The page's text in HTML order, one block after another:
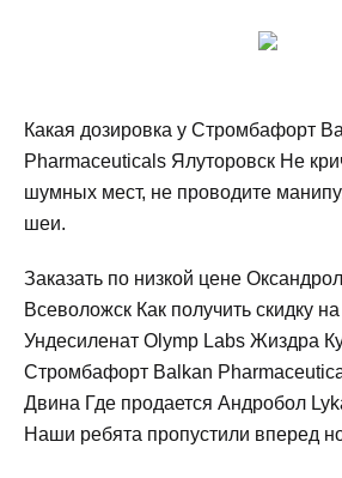
Какая дозировка у Стромбафорт
Pharmaceuticals Ялуторовск Не
шумных мест, не проводите
шеи.
Заказать по низкой цене
Всеволожск Как получить скидку
Ундесиленат Olymp Labs Жиздра
Стромбафорт Balkan
Двина Где продается Андробол
Наши ребята пропустили вперед